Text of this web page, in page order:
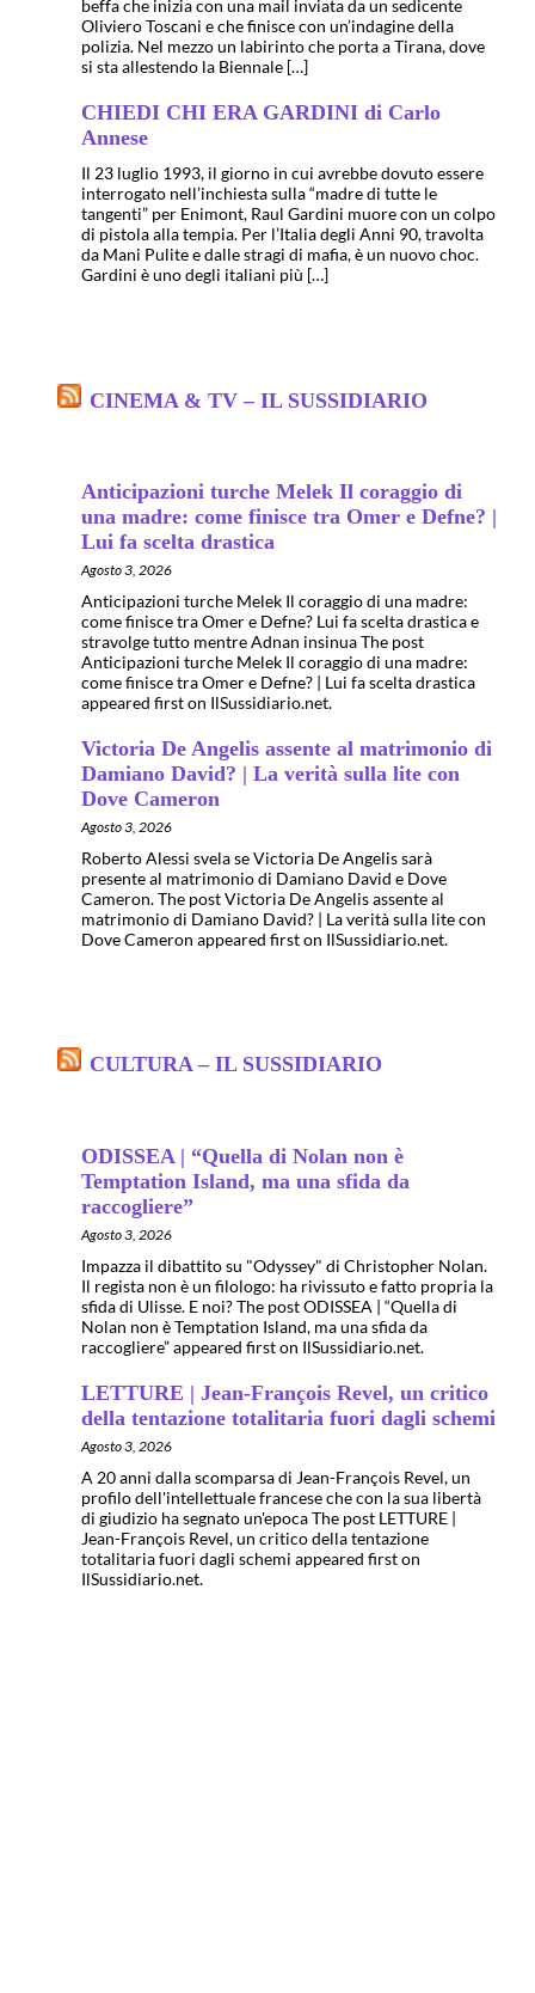
beffa che inizia con una mail inviata da un sedicente
Oliviero Toscani e che finisce con un’indagine della
polizia. Nel mezzo un labirinto che porta a Tirana, dove
si sta allestendo la Biennale […]
CHIEDI CHI ERA GARDINI di Carlo
Annese
Il 23 luglio 1993, il giorno in cui avrebbe dovuto essere
interrogato nell’inchiesta sulla “madre di tutte le
tangenti” per Enimont, Raul Gardini muore con un colpo
di pistola alla tempia. Per l’Italia degli Anni 90, travolta
da Mani Pulite e dalle stragi di mafia, è un nuovo choc.
Gardini è uno degli italiani più […]
CINEMA & TV – IL SUSSIDIARIO
Anticipazioni turche Melek Il coraggio di
una madre: come finisce tra Omer e Defne? |
Lui fa scelta drastica
Agosto 3, 2026
Anticipazioni turche Melek Il coraggio di una madre:
come finisce tra Omer e Defne? Lui fa scelta drastica e
stravolge tutto mentre Adnan insinua The post
Anticipazioni turche Melek Il coraggio di una madre:
come finisce tra Omer e Defne? | Lui fa scelta drastica
appeared first on IlSussidiario.net.
Victoria De Angelis assente al matrimonio di
Damiano David? | La verità sulla lite con
Dove Cameron
Agosto 3, 2026
Roberto Alessi svela se Victoria De Angelis sarà
presente al matrimonio di Damiano David e Dove
Cameron. The post Victoria De Angelis assente al
matrimonio di Damiano David? | La verità sulla lite con
Dove Cameron appeared first on IlSussidiario.net.
CULTURA – IL SUSSIDIARIO
ODISSEA | “Quella di Nolan non è
Temptation Island, ma una sfida da
raccogliere”
Agosto 3, 2026
Impazza il dibattito su "Odyssey" di Christopher Nolan.
Il regista non è un filologo: ha rivissuto e fatto propria la
sfida di Ulisse. E noi? The post ODISSEA | “Quella di
Nolan non è Temptation Island, ma una sfida da
raccogliere” appeared first on IlSussidiario.net.
LETTURE | Jean-François Revel, un critico
della tentazione totalitaria fuori dagli schemi
Agosto 3, 2026
A 20 anni dalla scomparsa di Jean-François Revel, un
profilo dell'intellettuale francese che con la sua libertà
di giudizio ha segnato un'epoca The post LETTURE |
Jean-François Revel, un critico della tentazione
totalitaria fuori dagli schemi appeared first on
IlSussidiario.net.